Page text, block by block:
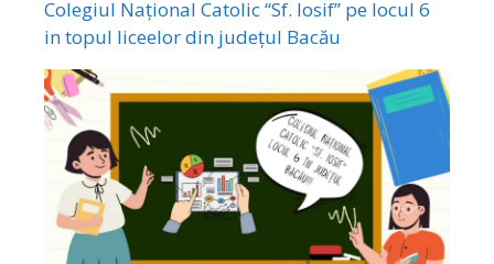
Colegiul Național Catolic “Sf. Iosif” pe locul 6
in topul liceelor din județul Bacău